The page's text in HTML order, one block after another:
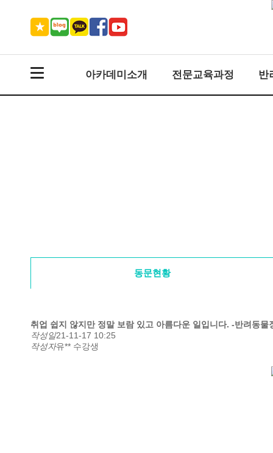
아카데미소개 전문교육과정 반
동문현황
취업 쉽지 않지만 정말 보람 있고 아름다운 일입니다. -반려동물
작성일21-11-17 10:25
작성자유** 수강생